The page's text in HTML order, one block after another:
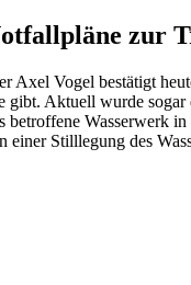
zur
Axel Vogel bestätigt
Aktuell wurde
betroffene Wasserwerk
Stilllegung des